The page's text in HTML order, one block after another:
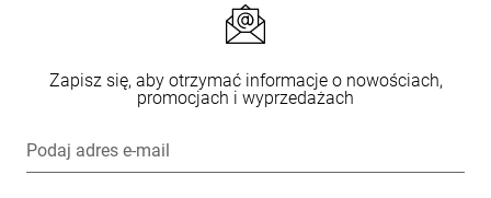
Zapisz się, aby otrzymać informacje o nowościach,
promocjach i wyprzedażach
Podaj adres e-mail